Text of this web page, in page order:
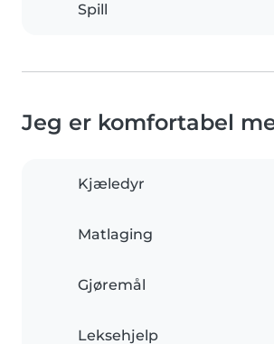
Spill
Jeg er komfortabel
Kjæledyr
Matlaging
Gjøremål
Leksehjelp